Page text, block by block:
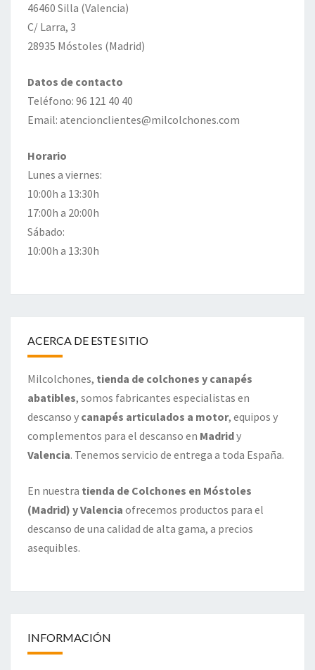
46460 Silla (Valencia)
C/ Larra, 3
28935 Móstoles (Madrid)
Datos de contacto
Teléfono: 96 121 40 40
Email: atencionclientes@milcolchones.com
Horario
Lunes a viernes:
10:00h a 13:30h
17:00h a 20:00h
Sábado:
10:00h a 13:30h
ACERCA DE ESTE SITIO
Milcolchones, tienda de colchones y canapés
abatibles, somos fabricantes especialistas en
descanso y canapés articulados a motor, equipos y
complementos para el descanso en Madridy
Valencia. Tenemos servicio de entrega a toda España.
En nuestra tienda de Colchones en Móstoles
(Madrid) y Valencia ofrecemos productos para el
descanso de una calidad de alta gama, a precios
asequibles.
INFORMACIÓN